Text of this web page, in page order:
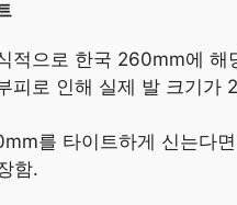
적으로 한국 260mm에 해
피로 인해 실제 발 크기가
를 타이트하게 신는다
함.